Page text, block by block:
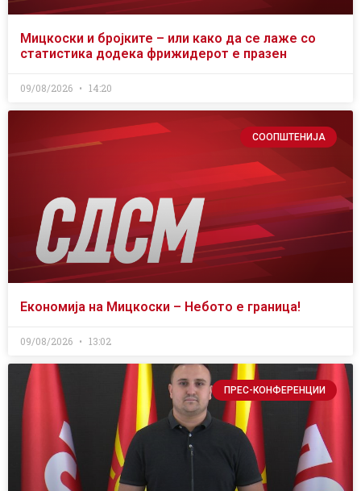
Мицкоски и бројките – или како да се лаже со
статистика додека фрижидерот е празен
09/08/2026 14:20
СООПШТЕНИЈА
Економија на Мицкоски – Небото е граница!
09/08/2026 13:02
ПРЕС-КОНФЕРЕНЦИИ